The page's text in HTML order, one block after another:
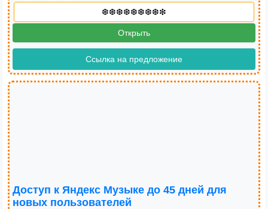
Открыть
Ссылка на предложение
Доступ к Яндекс Музыке до 45 дней для
новых пользователей